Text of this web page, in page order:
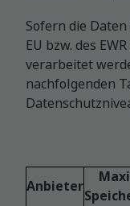
Sofern die
EU bzw. des
verarbeitet
nachfolgenden
Anbieter